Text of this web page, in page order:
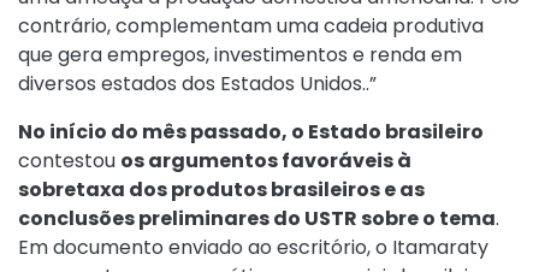
contrário, complementam uma cadeia produtiva
que gera empregos, investimentos e renda em
diversos estados dos Estados Unidos..”
No início do mês passado, o Estado brasileiro
contestou os argumentos favoráveis à
sobretaxa dos produtos brasileiros e as
conclusões preliminares do USTR sobre o tema.
Em documento enviado ao escritório, o Itamaraty